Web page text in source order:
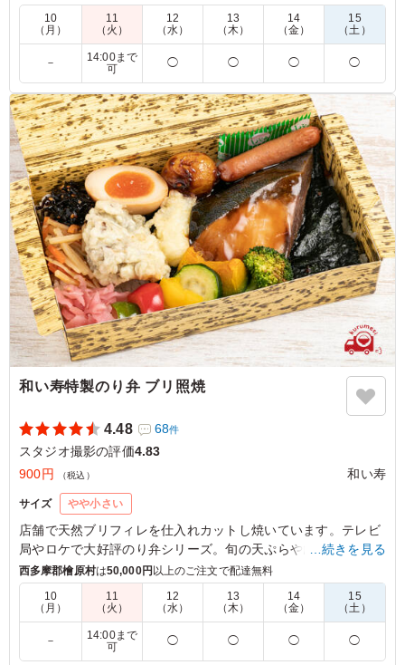
5.0 株式会社カラーズ
豪華な味わいが楽しめました。ジューシーな牛肉が甘辛い
タレでしっかり味付けされていて、ご飯との相性が抜群で
す。海苔がアクセントになって、全体に豊かな風味が広が
ります。食べ応えがありました。
ご利用シーン：ロケ・撮影›スタジオ撮影
神奈川県横浜市都筑区高山2024/08/01
10
（月）
11
（火）
12
（水）
13
（木）
14
（金）
15
（土）
－
14:00まで
可
◯ ◯ ◯ ◯
和い寿特製のり弁 ブリ照焼
4.48 68件
スタジオ撮影の評価4.83
900円
（税込） 和い寿
サイズ やや小さい
店舗で天然ブリフィレを仕入れカットし焼いています。テレビ
局やロケで大好評のり弁シリーズ。旬の天ぷらや山梨県上野原
市の郷土料理せいだのたまじなど、山梨県の味も楽しめる和い
寿ならではのお弁当。
株式会社カラーズ
シンプルだけど味わいが広がってきました。ブリ照焼きの
…続きを見る
西多摩郡檜原村は50,000円 以上のご注文で配達無料
10
（月）
11
（火）
12
（水）
13
（木）
14
（金）
15
（土）
－
14:00まで
可
◯ ◯ ◯ ◯